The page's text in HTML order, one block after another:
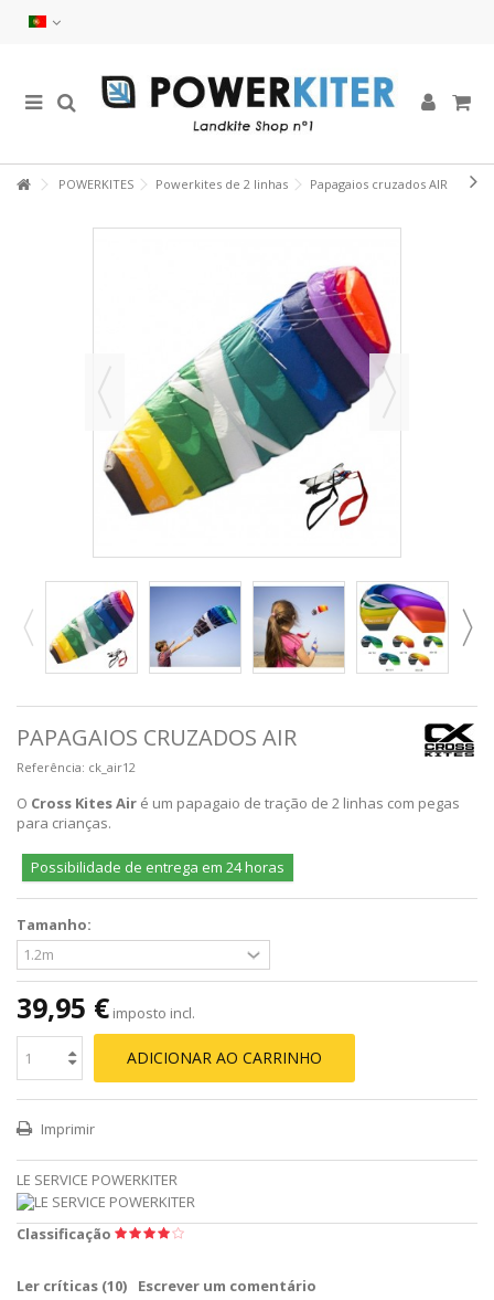
POWERKITES Powerkites de 2 linhas Papagaios cruzados AIR
PAPAGAIOS CRUZADOS AIR
Referência: ck_air12
O Cross Kites Air é um papagaio de tração de 2 linhas com pegas
para crianças.
Possibilidade de entrega em 24 horas
Tamanho:
39,95 € imposto incl.
ADICIONAR AO CARRINHO
Imprimir
LE SERVICE POWERKITER
Classificação
Ler críticas (10) Escrever um comentário